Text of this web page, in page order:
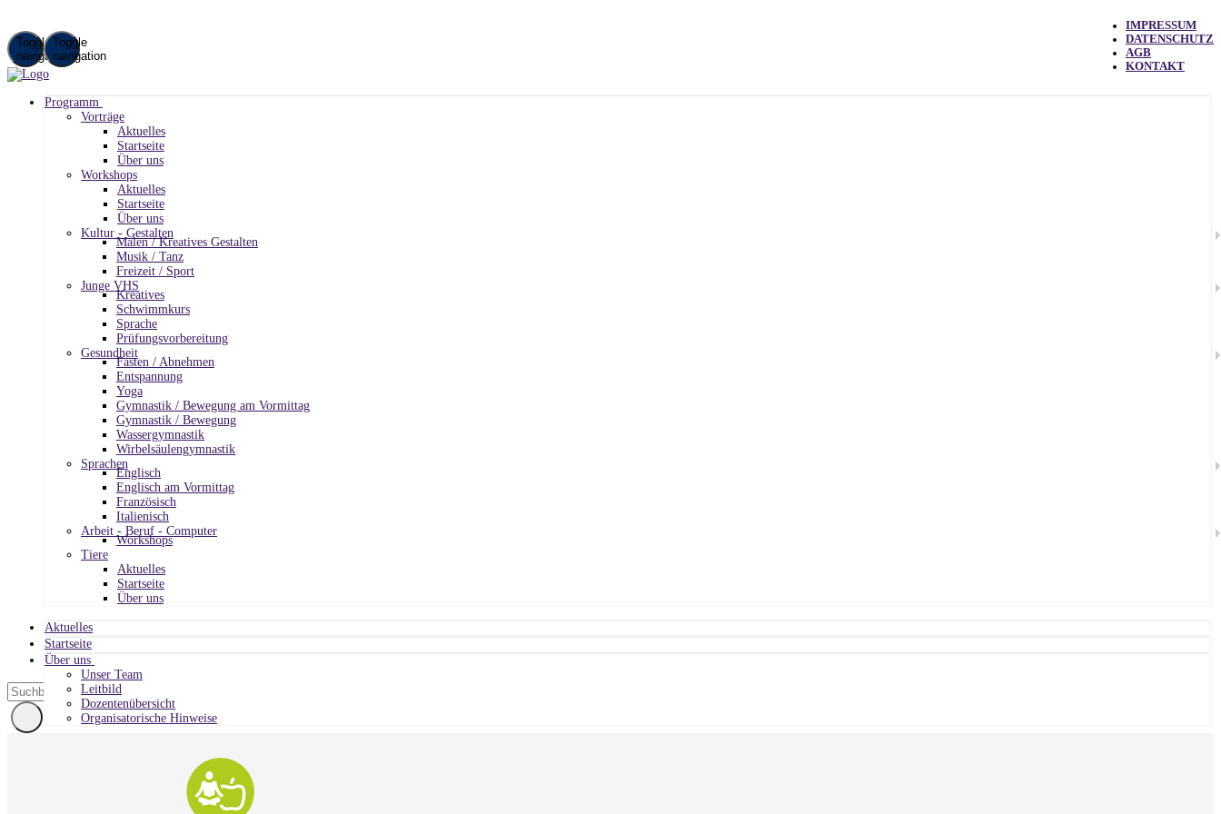
IMPRESSUM
DATENSCHUTZ
AGB
KONTAKT
Toggle
navigation
Toggle
navigation
Programm
Vorträge
Aktuelles
Startseite
Über uns
Workshops
Aktuelles
Startseite
Über uns
Kultur - Gestalten
Malen / Kreatives Gestalten
Musik / Tanz
Freizeit / Sport
Junge VHS
Kreatives
Schwimmkurs
Sprache
Prüfungsvorbereitung
Gesundheit
Fasten / Abnehmen
Entspannung
Yoga
Gymnastik / Bewegung am Vormittag
Gymnastik / Bewegung
Wassergymnastik
Wirbelsäulengymnastik
Sprachen
Englisch
Englisch am Vormittag
Französisch
Italienisch
Arbeit - Beruf - Computer
Workshops
Tiere
Aktuelles
Startseite
Über uns
Aktuelles
Startseite
Über uns
Unser Team
Leitbild
Dozentenübersicht
Organisatorische Hinweise